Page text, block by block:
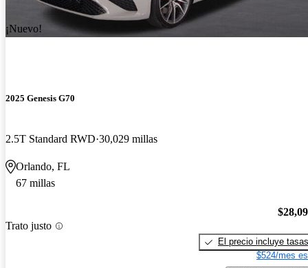
¡Nuevo!
2025 Genesis G70
2.5T Standard RWD 30,029 millas
Orlando, FL
67 millas
Trato justo
El precio incluye tasas
$524/mes